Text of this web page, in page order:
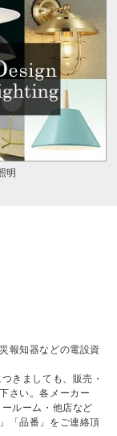
明
報知器などの電設資
きましても、販売・
さい。各メーカー
ルーム・他店など
「品番」をご連絡頂